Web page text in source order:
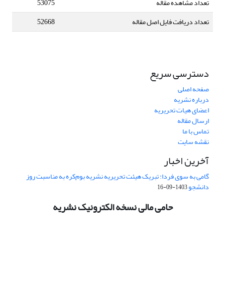
تعداد مشاهده مقاله
53075
تعداد دریافت فایل اصل مقاله
52668
دسترسی سریع
صفحه اصلی
درباره نشریه
اعضای هیات تحریریه
ارسال مقاله
تماس با ما
نقشه سایت
آخرین اخبار
گامی به سوی فردا: تبریک هیئت تحریریه نشریه بوم‌کره به مناسبت روز
دانشجو1403-09-16
حامی مالی نسخه الکترونیک نشریه